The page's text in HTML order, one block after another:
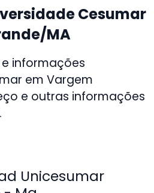
Cesumar
MA
informações
em Vargem
e outras informações
Unicesumar